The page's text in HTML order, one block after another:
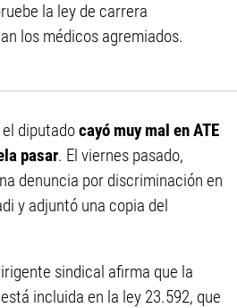
la ley de carrera
los médicos agremiados.
diputadocayó muy mal en ATE
pasar. El viernes pasado,
denuncia por discriminación en
y adjuntó una copia del
sindical afirma que la
incluida en la ley 23.592, que